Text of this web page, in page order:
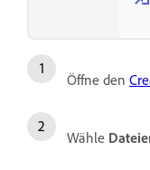
Öffne den
Wähle